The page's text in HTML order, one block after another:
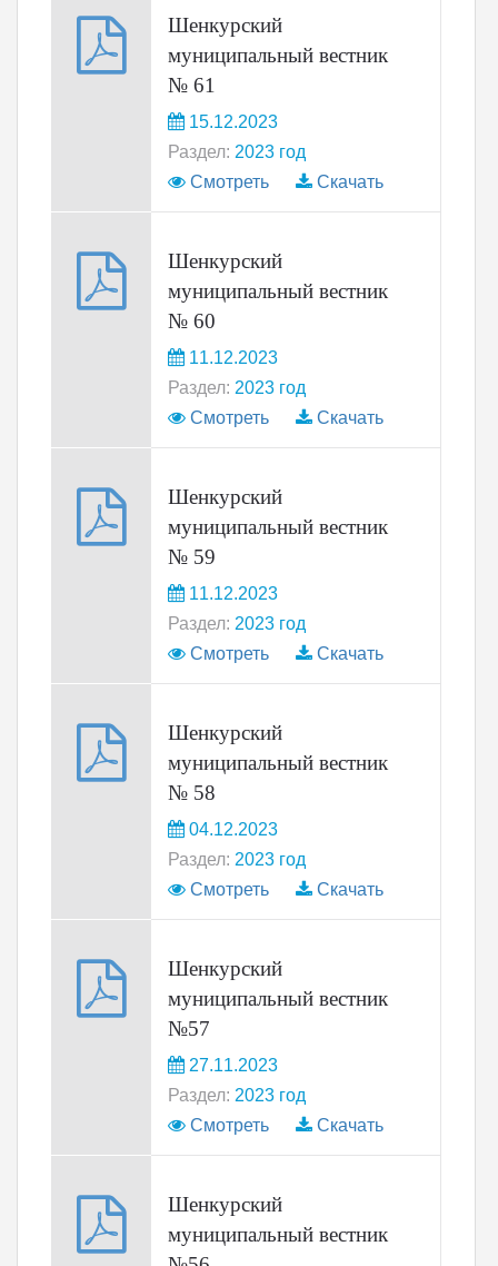
Шенкурский
муниципальный вестник
№ 61
15.12.2023
Раздел: 2023 год
Смотреть
Скачать
Шенкурский
муниципальный вестник
№ 60
11.12.2023
Раздел: 2023 год
Смотреть
Скачать
Шенкурский
муниципальный вестник
№ 59
11.12.2023
Раздел: 2023 год
Смотреть
Скачать
Шенкурский
муниципальный вестник
№ 58
04.12.2023
Раздел: 2023 год
Смотреть
Скачать
Шенкурский
муниципальный вестник
№57
27.11.2023
Раздел: 2023 год
Смотреть
Скачать
Шенкурский
муниципальный вестник